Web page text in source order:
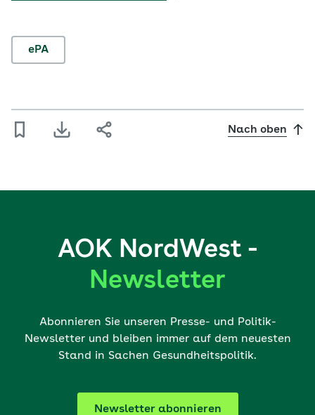
ePA
Nach oben
AOK NordWest -
Newsletter
Abonnieren Sie unseren Presse- und Politik-
Newsletter und bleiben immer auf dem neuesten
Stand in Sachen Gesundheitspolitik.
Newsletter abonnieren